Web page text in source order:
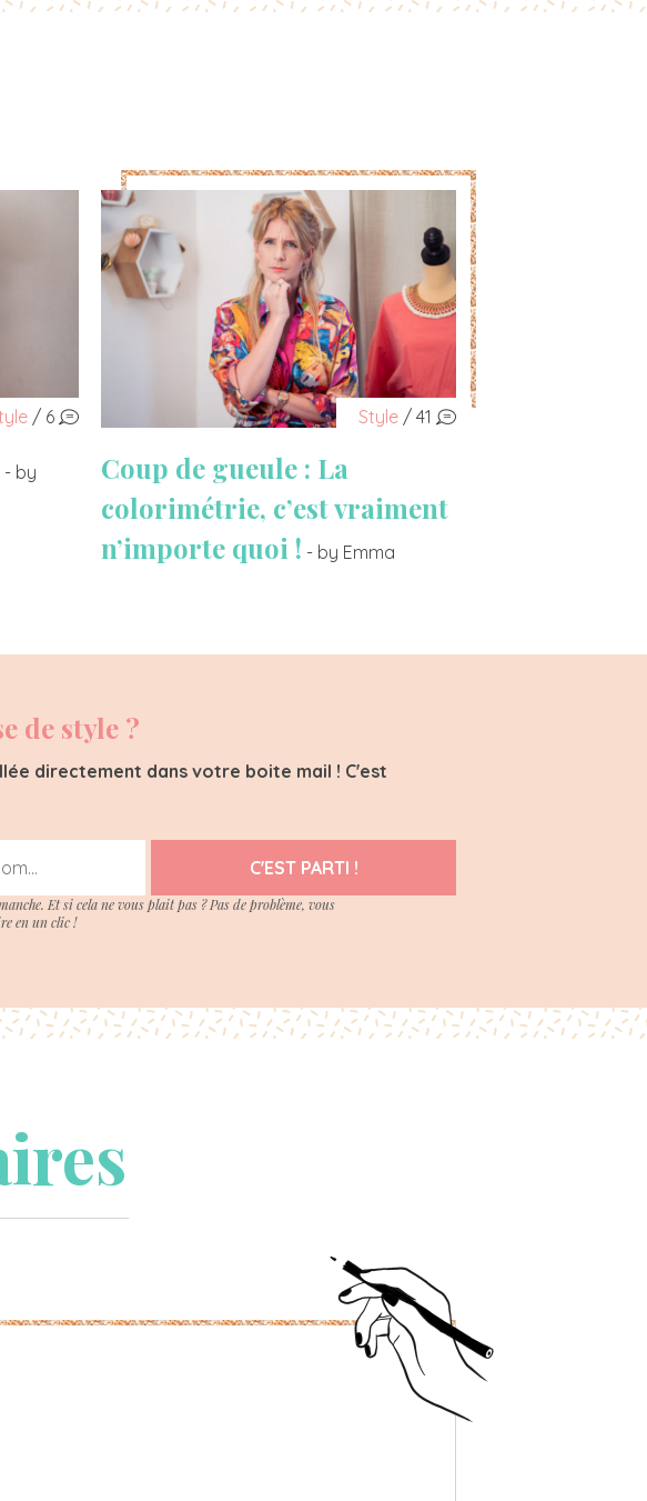
/ 6
- by
Style / 41
Coup de gueule : La
colorimétrie, c’est vraiment
n’importe quoi ! - by Emma
de style ?
directement dans votre boite mail ! C'est
C'EST PARTI !
Et si cela ne vous plait pas ? Pas de problème, vous
en un clic !